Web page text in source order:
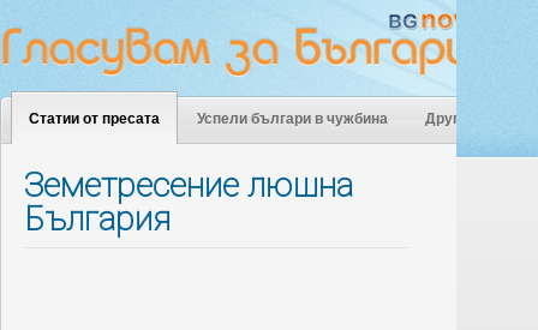
Статии от пресата Успели българи в чужбина Други
Земетресение люшна
България